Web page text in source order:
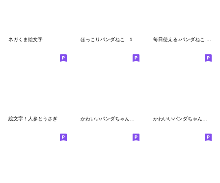
ネガくま絵文字 ほっこりパンダねこ 1 毎日使える♪パンダねこ 3！
絵文字！人参とうさぎ